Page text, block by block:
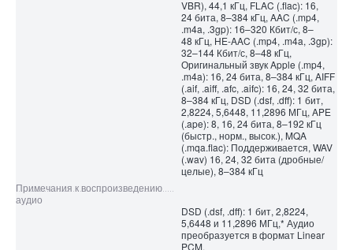
VBR), 44,1 кГц, FLAC (.flac): 16,
24 бита, 8–384 кГц, AAC (.mp4,
.m4a, .3gp): 16–320 Кбит/с, 8–
48 кГц, HE-AAC (.mp4, .m4a, .3gp):
32–144 Кбит/с, 8–48 кГц,
Оригинальный звук Apple (.mp4,
.m4a): 16, 24 бита, 8–384 кГц, AIFF
(.aif, .aiff, .afc, .aifc): 16, 24, 32 бита,
8–384 кГц, DSD (.dsf, .dff): 1 бит,
2,8224, 5,6448, 11,2896 МГц, APE
(.ape): 8, 16, 24 бита, 8–192 кГц
(быстр., норм., высок.), MQA
(.mqa.flac): Поддерживается, WAV
(.wav) 16, 24, 32 бита (дробные/
целые), 8–384 кГц
Примечания к воспроизведению
аудио
DSD (.dsf, .dff): 1 бит, 2,8224,
5,6448 и 11,2896 МГц,* Аудио
преобразуется в формат Linear
PCM.